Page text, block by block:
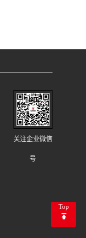
Top
关注企业微信
号